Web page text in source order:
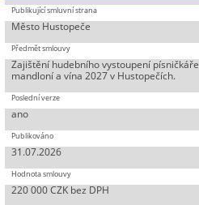
Město Hustopeče
Zajištění hudebního vystoupení
mandloní a vína 2027 v Hustopečích.
ano
31.07.2026
220 000 CZK bez DPH